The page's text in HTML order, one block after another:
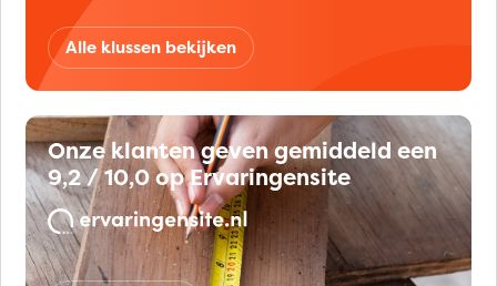
Alle klussen bekijken
Onze klanten geven gemiddeld een
9,2 / 10,0 op Ervaringensite